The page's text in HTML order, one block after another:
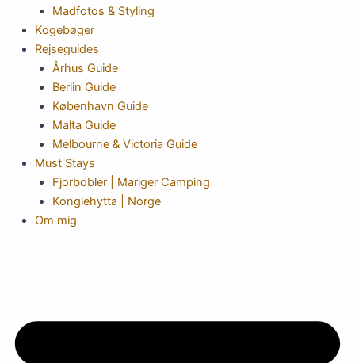
Madfotos & Styling
Kogebøger
Rejseguides
Århus Guide
Berlin Guide
København Guide
Malta Guide
Melbourne & Victoria Guide
Must Stays
Fjorbobler | Mariger Camping
Konglehytta | Norge
Om mig